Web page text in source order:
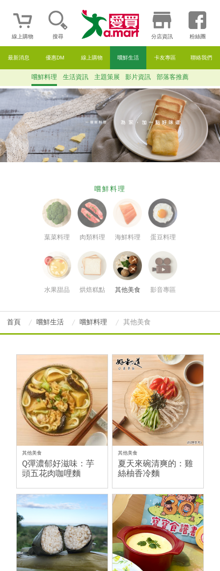
線上購物 搜尋 分店資訊 粉絲團
最新消息 優惠DM 線上購物 嚐鮮生活 卡友專區 聯絡我們
嚐鮮料理 生活資訊 主題策展 影片資訊 部落客推薦
嚐鮮料理
葉菜料理 肉類料理 海鮮料理 蛋豆料理
水果甜品 烘焙糕點 其他美食 影音專區
首頁 嚐鮮生活 嚐鮮料理 其他美食
其他美食
Q彈濃郁好滋味：芋
頭五花肉咖哩麵
其他美食
夏天來碗清爽的：雞
絲柚香冷麵